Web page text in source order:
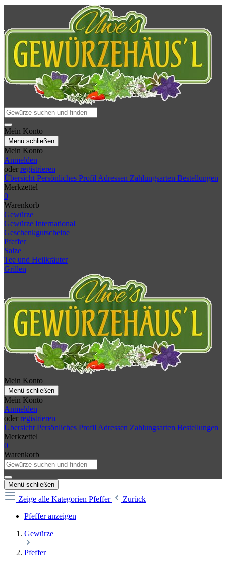
Mein Konto
Menü schließen
Mein Konto
Anmelden
oder registrieren
Übersicht Persönliches Profil Adressen Zahlungsarten Bestellungen
Merkzettel
0
Warenkorb
Gewürze
Gewürze International
Geschenkgutscheine
Pfeffer
Salze
Tee und Heilkräuter
Grillen
Mein Konto
Menü schließen
Mein Konto
Anmelden
oder registrieren
Übersicht Persönliches Profil Adressen Zahlungsarten Bestellungen
Merkzettel
0
Warenkorb
Menü schließen
Zeige alle Kategorien Pfeffer
Zurück
Pfeffer anzeigen
Gewürze
Pfeffer